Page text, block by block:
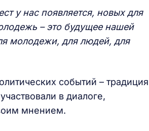
у нас появляется, новых для
– это будущее нашей
молодежи, для людей, для
событий –
в диалоге,
мнением.